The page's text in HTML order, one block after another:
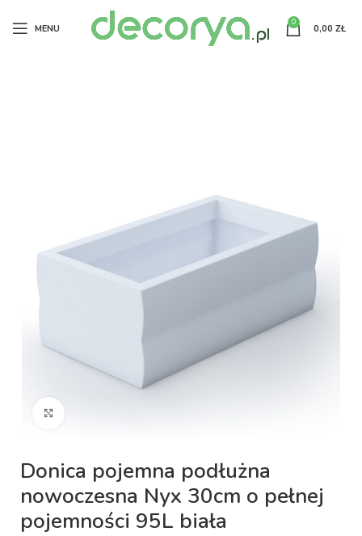
MENU
0
0,00 ZŁ
Donica pojemna podłużna
nowoczesna Nyx 30cm o pełnej
pojemności 95L biała